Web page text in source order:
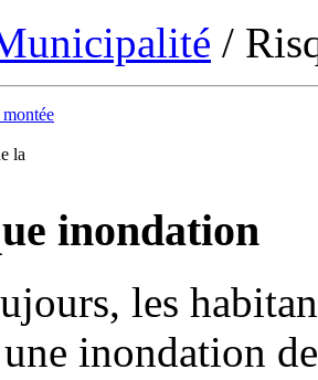
/
la
inondation
les
inondation